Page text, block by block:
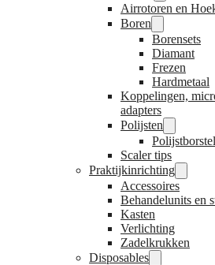
Airrotoren en
Boren
Borensets
Diamant
Frezen
Hardmetaal
Koppelingen,
adapters
Polijsten
Scaler tips
Praktijkinrichting
Accessoires
Behandelunits en
Kasten
Verlichting
Zadelkrukken
Disposables